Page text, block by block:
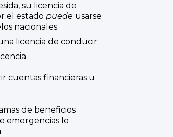
su licencia de
el estado puede usarse
nacionales.
licencia de conducir:
cuentas financieras u
de beneficios
emergencias lo